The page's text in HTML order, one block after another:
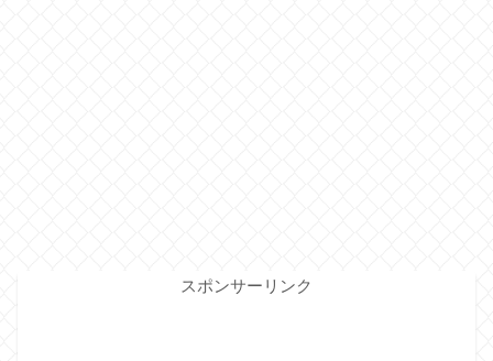
スポンサーリンク